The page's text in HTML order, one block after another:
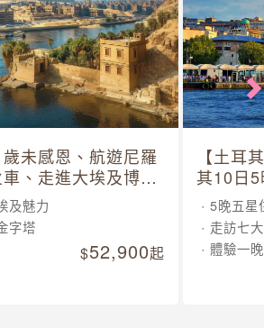
歲未感恩、航遊尼羅
、走進大埃及博物
及魅力
字塔
52,900起
【土耳
其10日
5晚五星
走訪七
體驗一